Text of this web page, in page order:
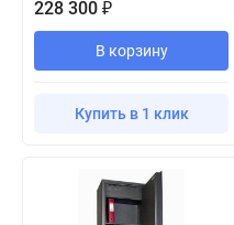
228 300 ₽
В корзину
Купить в 1 клик